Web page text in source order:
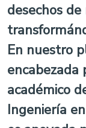
desechos
En nuestro
encabezada
académico
Ingeniería